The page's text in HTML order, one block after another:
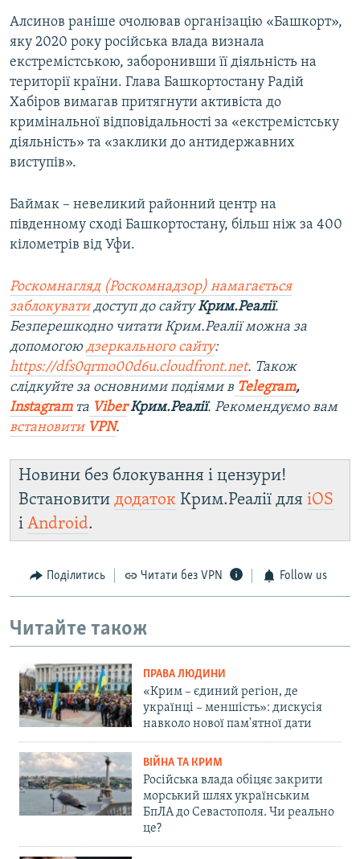
Алсинов раніше очолював організацію «Башкорт»,
яку 2020 року російська влада визнала
екстремістською, заборонивши її діяльність на
території країни. Глава Башкортостану Радій
Хабіров вимагав притягнути активіста до
кримінальної відповідальності за «екстремістську
діяльність» та «заклики до антидержавних
виступів».
Баймак – невеликий районний центр на
південному сході Башкортостану, більш ніж за 400
кілометрів від Уфи.
Роскомнагляд (Роскомнадзор) намагається
заблокуватидоступ до сайтуКрим.Реалії.
Безперешкодно читати Крим.Реалії можна за
допомогою дзеркального сайту:
https://dfs0qrmo00d6u.cloudfront.net. Також
слідкуйте за основними подіями в Telegram,
Instagramта ViberКрим.Реалії. Рекомендуємо вам
встановити VPN.
Новини без блокування і цензури!
Встановити додаток Крим.Реалії для iOS
і Android.
Поділитись Читати без VPN Follow us
Читайте також
ПРАВА ЛЮДИНИ
«Крим – єдиний регіон, де
українці – меншість»: дискусія
навколо нової пам'ятної дати
ВІЙНА ТА КРИМ
Російська влада обіцяє закрити
морський шлях українським
БпЛА до Севастополя. Чи реально
це?